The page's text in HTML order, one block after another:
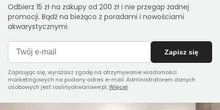
Odbierz 15 zł na zakupy od 200 zł i nie przegap żadnej
promocji. Bądź na bieżąco z poradami i nowościami
akwarystycznymi.
Zapisz się
Zapisując się, wyrażasz zgodę na otrzymywanie wiadomości
marketingowych na podany adres e-mail. Administratorem danych
osobowych jest roslinyakwariowe.pl.Więcej